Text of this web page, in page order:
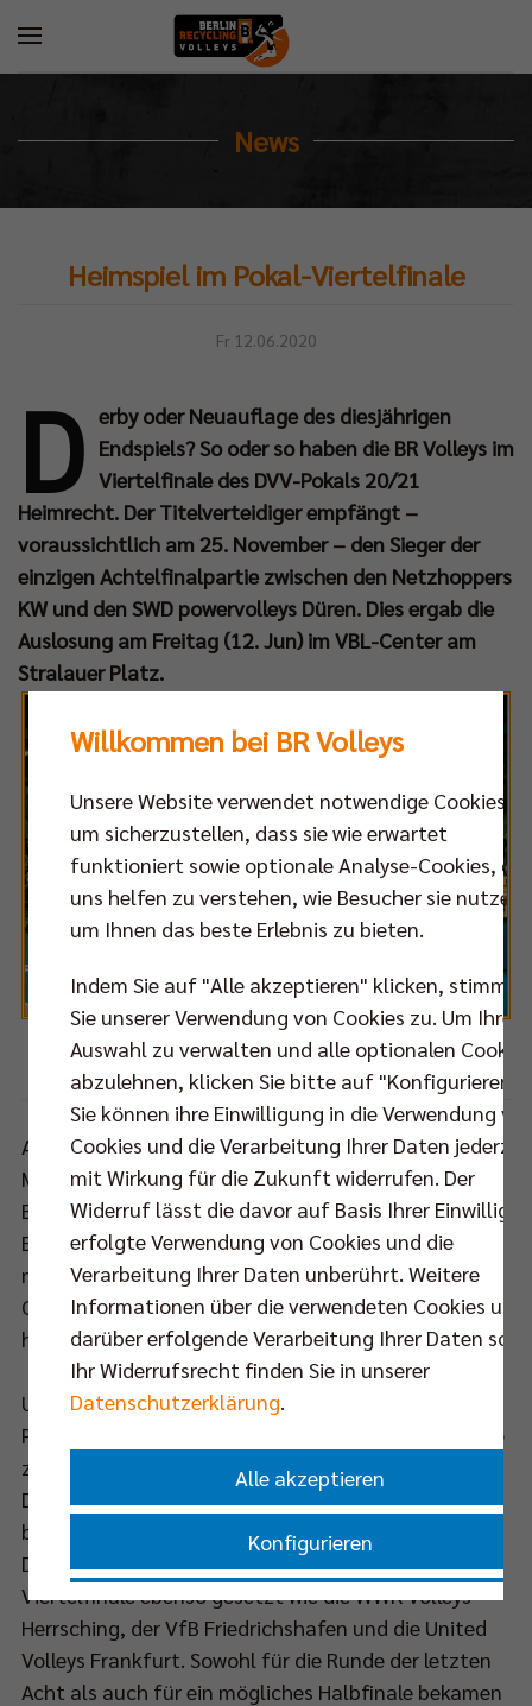
News
Heimspiel im Pokal-Viertelfinale
Fr 12.06.2020
D erby oder Neuauflage des diesjährigen
Endspiels? So oder so haben die BR Volleys im
Viertelfinale des DVV-Pokals 20/21
Heimrecht. Der Titelverteidiger empfängt –
voraussichtlich am 25. November – den Sieger der
einzigen Achtelfinalpartie zwischen den Netzhoppers
KW und den SWD powervolleys Düren. Dies ergab die
Auslosung am Freitag (12. Jun) im VBL-Center am
Stralauer Platz.
Auch in der Spielzeit 20/21 bleibt die SAP Arena in
Mannheim das Ziel der Pokalträume aller
Bundesligisten. Am 28. Februar 2021 findet das
Endspiel dort zum sechsten Mal in Folge statt und
nur zu allzugern kämen die BR Volleys wieder in den
Genuss der größten Bühne, die der Volleyballsport
hierzulande zu bieten hat.
Um in Corona-Zeiten eine gewisse
Planungssicherheit zu schaffen und kleinere Vereine
zu entlasten, wurde das Teilnehmerfeld in dieser
DVV-Pokal-Saison ausschließlich auf die Erstligisten
begrenzt und der Modus entsprechend angepasst.
Die Berliner waren bei der Auslosung für das
Viertelfinale ebenso gesetzt wie die WWK Volleys
Herrsching, der VfB Friedrichshafen und die United
Volleys Frankfurt. Sowohl für die Runde der letzten
Acht als auch für ein mögliches Halbfinale bekamen
Willkommen bei BR Volleys
Unsere Website verwendet notwendige Cookies,
um sicherzustellen, dass sie wie erwartet
funktioniert sowie optionale Analyse-Cookies, die
uns helfen zu verstehen, wie Besucher sie nutzen,
um Ihnen das beste Erlebnis zu bieten.
Indem Sie auf "Alle akzeptieren" klicken, stimmen
Sie unserer Verwendung von Cookies zu. Um Ihre
Auswahl zu verwalten und alle optionalen Cookies
abzulehnen, klicken Sie bitte auf "Konfigurieren".
Sie können ihre Einwilligung in die Verwendung
Cookies und die Verarbeitung Ihrer Daten
mit Wirkung für die Zukunft widerrufen. Der
Widerruf lässt die davor auf Basis Ihrer
erfolgte Verwendung von Cookies und die
Verarbeitung Ihrer Daten unberührt. Weitere
Informationen über die verwendeten Cookies und
darüber erfolgende Verarbeitung Ihrer Daten
Ihr Widerrufsrecht finden Sie in unserer
Datenschutzerklärung.
Alle akzeptieren
Konfigurieren
Nur essenzielle Cookies akzeptieren
Impressum Datenschutzerklärung